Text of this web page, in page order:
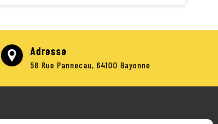
Adresse
58 Rue Pannecau, 64100 Bayonne